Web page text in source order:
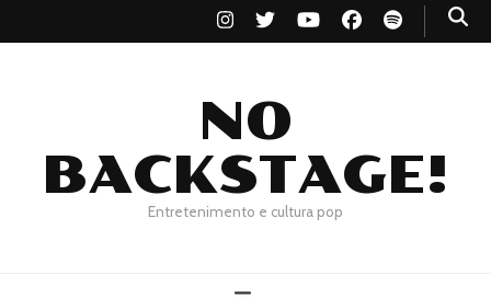
NO
BACKSTAGE!
Entretenimento e cultura pop